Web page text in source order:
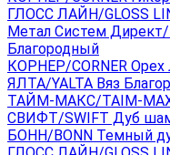
ГЛОСС ЛАЙН/GLOSS
Метал Систем Директ/
Благородный
КОРНЕР/CORNER
ЯЛТА/YALTA Вяз
ТАЙМ-МАКС/TAIM-
СВИФТ/SWIFT Дуб
БОНН/BONN Темный